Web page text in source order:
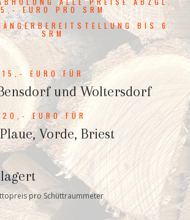
5,- EURO PRO SRM
BIS 6
SRM
EURO FÜR
und Woltersdorf
20,- EURO FÜR
Vorde, Briest
pro Schüttraummeter